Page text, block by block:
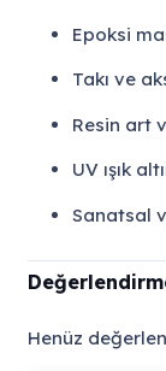
Epoksi
Takı ve
Resin art
UV ışık
Sanatsal
Henüz